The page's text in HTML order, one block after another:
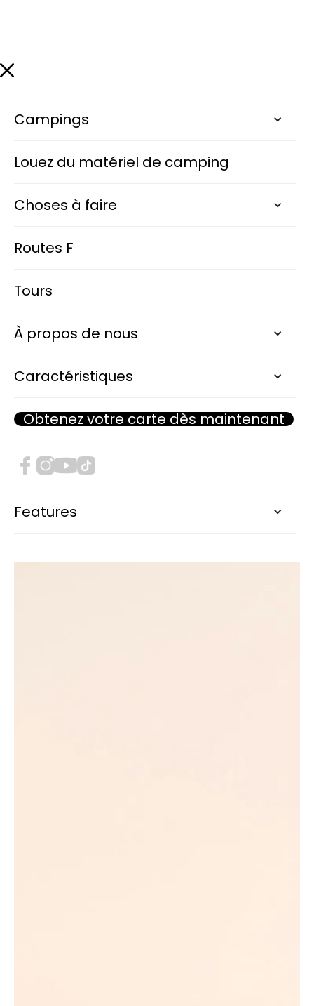
Campings
Louez du matériel de camping
Choses à faire
Routes F
Tours
À propos de nous
Caractéristiques
Obtenez votre carte dès maintenant
Features